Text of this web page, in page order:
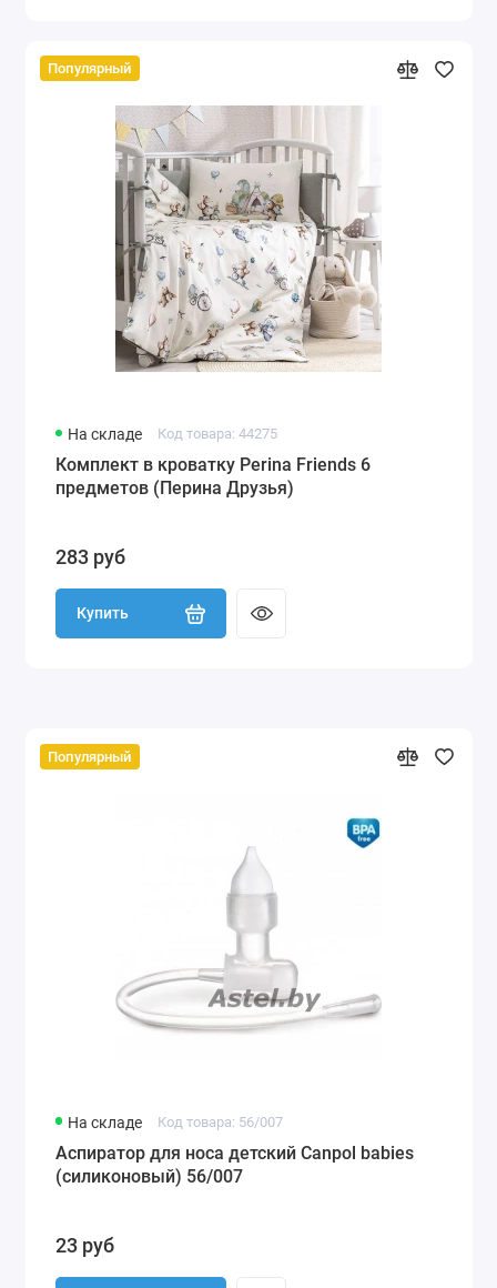
Популярный
На складе Код товара: 44275
Комплект в кроватку Perina Friends 6
предметов (Перина Друзья)
283 руб
Купить
Популярный
На складе Код товара: 56/007
Аспиратор для носа детский Canpol babies
(силиконовый) 56/007
23 руб